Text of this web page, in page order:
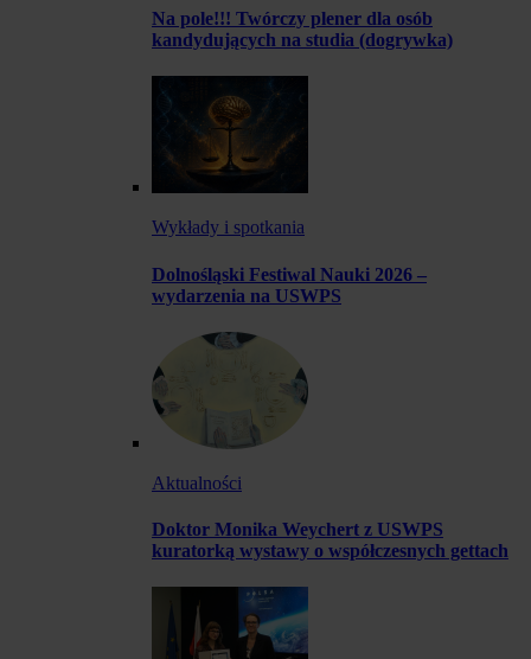
Na pole!!! Twórczy plener dla osób
kandydujących na studia (dogrywka)
Wykłady i spotkania
Dolnośląski Festiwal Nauki 2026 –
wydarzenia na USWPS
Aktualności
Doktor Monika Weychert z USWPS
kuratorką wystawy o współczesnych gettach